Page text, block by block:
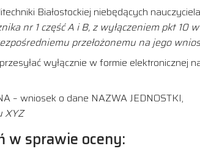
Białostockiej niebędących
nr 1 część A i B, z wyłączeniem pkt 10 w
przełożonemu na jego
wyłącznie w formie elektronicznej
– wniosek o dane NAZWA JEDNOSTKI,
XYZ
w sprawie oceny: